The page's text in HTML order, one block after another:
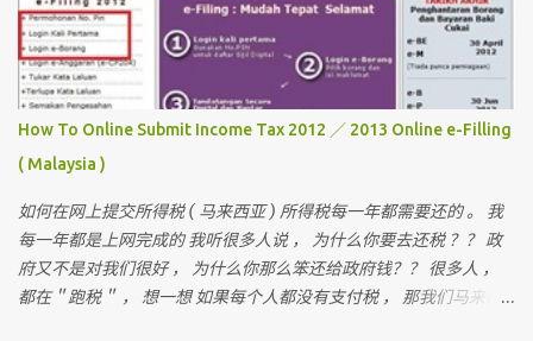
How To Online Submit Income Tax 2012 ／ 2013 Online e-Filling
( Malaysia )
如何在网上提交所得税 ( 马来西亚 ) 所得税每一年都需要还的 。 我
每一年都是上网完成的 我听很多人说 ， 为什么你要去还税 ？？ 政
府又不是对我们很好 ， 为什么你那么笨还给政府钱？？ 很多人 ，
都在＂跑税＂ ， 想一想 如果每个人都没有支付税 ， 那我们马来西